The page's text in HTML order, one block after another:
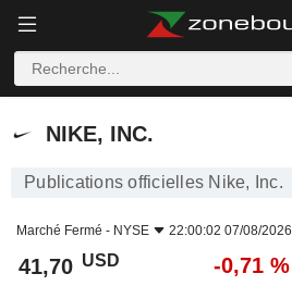
NIKE, INC.
NIKE, INC.
Publications officielles Nike, Inc.
Marché Fermé - NYSE 22:00:02 07/08/2026
41,70 USD -0,71 %